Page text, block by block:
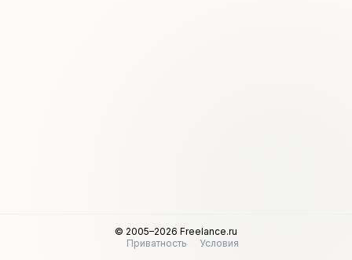
© 2005–2026 Freelance.ru
Приватность
Условия